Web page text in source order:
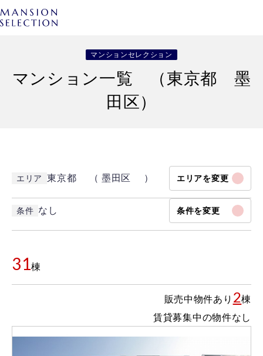
マンションセレクション
マンション一覧 （東京都 墨
田区）
エリア 東京都 （ 墨田区 ） エリアを変更
条件 なし 条件を変更
31棟
販売中物件あり 2棟
賃貸募集中の物件なし